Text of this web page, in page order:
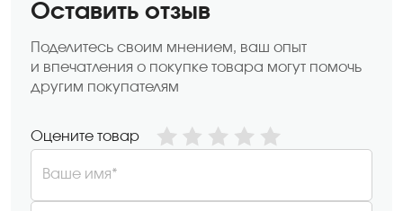
Оставить отзыв
Поделитесь своим мнением, ваш опыт
и впечатления о покупке товара могут помочь
другим покупателям
Оцените товар
Ваше имя*